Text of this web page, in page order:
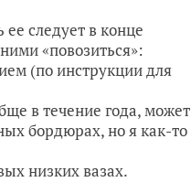
следует в конце
«повозиться»:
(по инструкции для
в течение года, может
бордюрах, но я как-то
низких вазах.